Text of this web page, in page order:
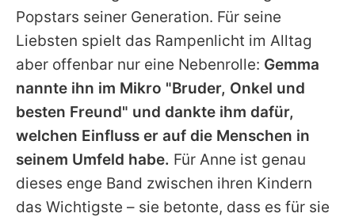
Popstars seiner Generation. Für seine
Liebsten spielt das Rampenlicht im Alltag
aber offenbar nur eine Nebenrolle: Gemma
nannte ihn im Mikro "Bruder, Onkel und
besten Freund" und dankte ihm dafür,
welchen Einfluss er auf die Menschen in
seinem Umfeld habe. Für Anne ist genau
dieses enge Band zwischen ihren Kindern
das Wichtigste – sie betonte, dass es für sie